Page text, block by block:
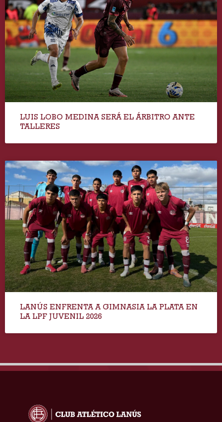
LUIS LOBO MEDINA SERÁ EL ÁRBITRO ANTE
TALLERES
LANÚS ENFRENTA A GIMNASIA LA PLATA EN
LA LPF JUVENIL 2026